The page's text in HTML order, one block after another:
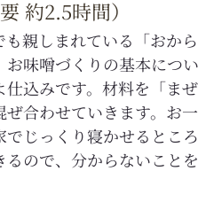
約2.5時間）
親しまれている「おか
味噌づくりの基本につ
仕込みです。材料を「ま
ぜ合わせていきます。お
でじっくり寝かせるとこ
ので、分からないこと